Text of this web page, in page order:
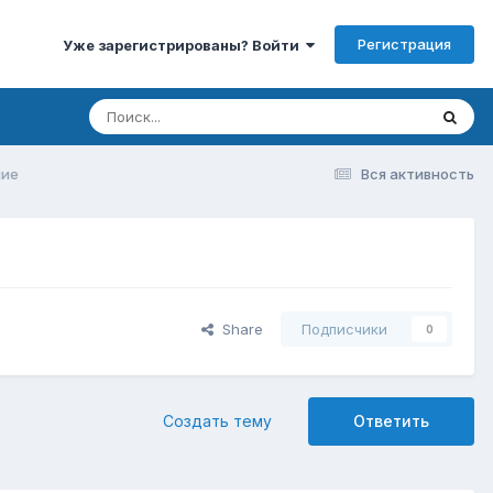
Уже зарегистрированы? Войти Регистрация
Вся активность
Share Подписчики 0
Ответить
Создать тему